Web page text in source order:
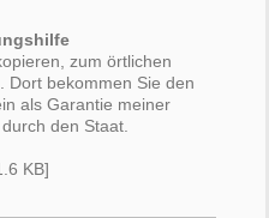
zum örtlichen
Dort bekommen Sie den
als Garantie meiner
den Staat.
KB]